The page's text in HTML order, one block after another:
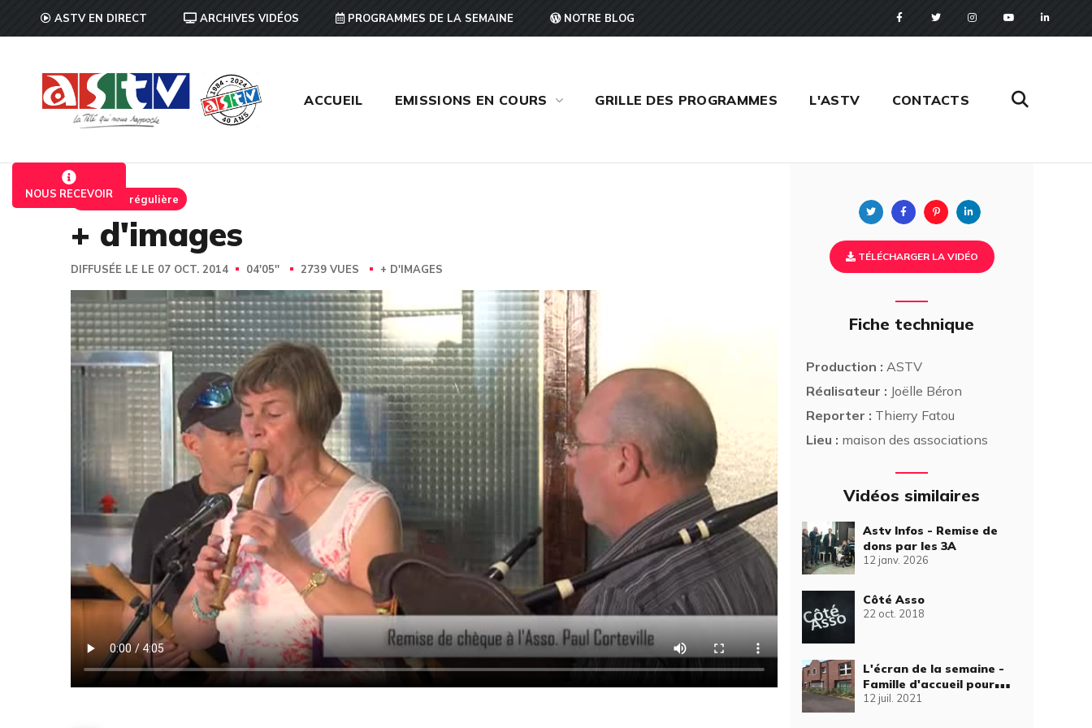
ASTV EN DIRECT ARCHIVES VIDÉOS PROGRAMMES DE LA SEMAINE NOTRE BLOG
ACCUEIL EMISSIONS EN COURS GRILLE DES PROGRAMMES L'ASTV CONTACTS
NOUS RECEVOIREmission régulière
+ d'images
DIFFUSÉE LE LE 07 OCT. 2014 04'05'' 2739 VUES + D'IMAGES
Twitter FacebookPinterest
TÉLÉCHARGER LA VIDÉO
Fiche technique
Production : ASTV
Réalisateur : Joëlle Béron
Reporter : Thierry Fatou
Lieu : maison des associations
Vidéos similaires
Astv Infos - Remise de
dons par les 3A
12 janv. 2026
Côté Asso
22 oct. 2018
L'écran de la semaine -
Famille d'accueil pour
élève chien guide
12 juil. 2021